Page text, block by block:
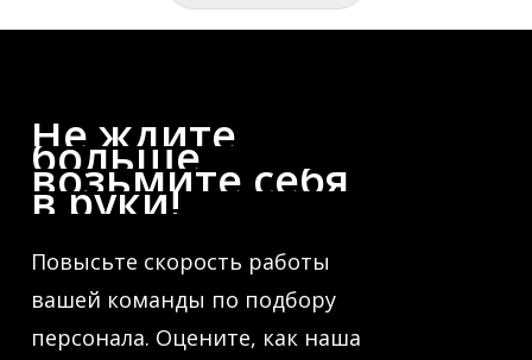
Не ждите
больше,
возьмите себя
в руки!
Повысьте скорость работы
вашей команды по подбору
персонала. Оцените, как наша